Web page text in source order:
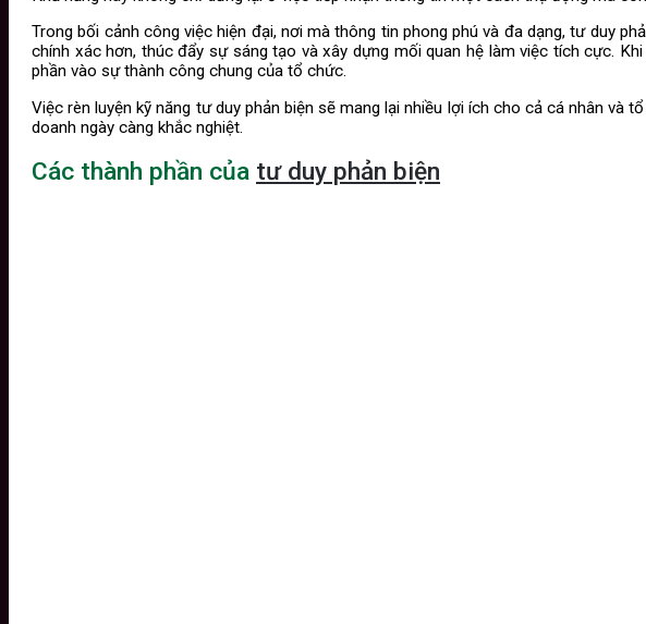
Trong bối cảnh công việc hiện đại, nơi mà thông tin phong phú và đa dạng, tư duy
chính xác hơn, thúc đẩy sự sáng tạo và xây dựng mối quan hệ làm việc tích cực.
phần vào sự thành công chung của tổ chức.
Việc rèn luyện kỹ năng tư duy phản biện sẽ mang lại nhiều lợi ích cho cả cá nhân
doanh ngày càng khắc nghiệt.
Các thành phần của tư duy phản biện